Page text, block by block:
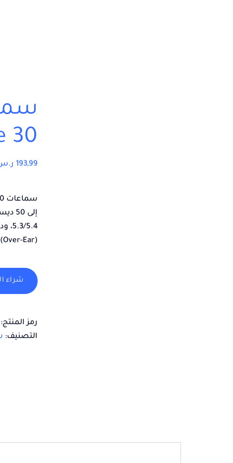
30
193,99
سماعات Baseus Bowie 30 هي
إلى 50 ديسيبل
(Over-Ear) مريح، وتقدم تجربة صوت مكاني غامرة، وتتوفر بخيارات اتصال سلكي أيضاً.
شراء
رمز المنتج:
التصنيف: